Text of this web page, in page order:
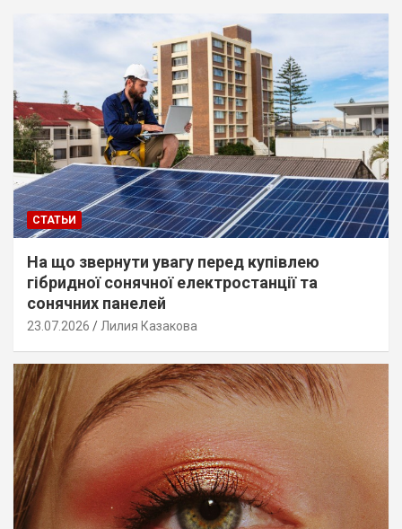
СТАТЬИ
На що звернути увагу перед купівлею
гібридної сонячної електростанції та
сонячних панелей
23.07.2026 Лилия Казакова